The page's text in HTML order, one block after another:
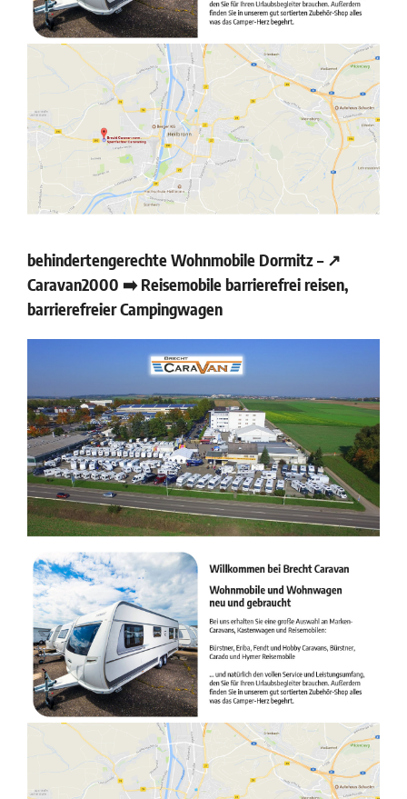
behindertengerechte Wohnmobile Dormitz – ↗️
Caravan2000 ➡️ Reisemobile barrierefrei reisen,
barrierefreier Campingwagen